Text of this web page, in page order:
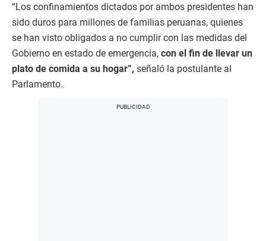
“Los confinamientos dictados por ambos presidentes han
sido duros para millones de familias peruanas, quienes
se han visto obligados a no cumplir con las medidas del
Gobierno en estado de emergencia, con el fin de llevar un
plato de comida a su hogar”, señaló la postulante al
Parlamento.